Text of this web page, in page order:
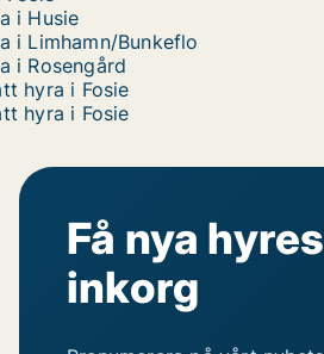
i Husie
i Limhamn/Bunkeflo
i Rosengård
hyra i Fosie
hyra i Fosie
Få nya
inkorg